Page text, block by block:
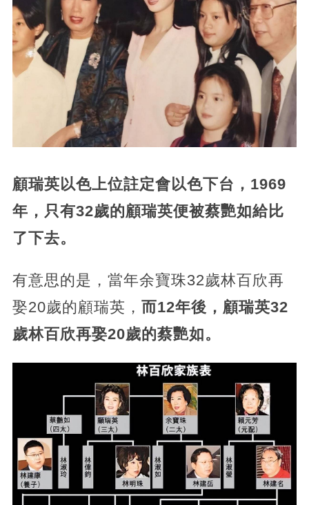
顧瑞英以色上位註定會以色下台，1969
年，只有32歲的顧瑞英便被蔡艷如給比
了下去。
有意思的是，當年余寶珠32歲林百欣再
娶20歲的顧瑞英， 而12年後，顧瑞英32
歲林百欣再娶20歲的蔡艷如。